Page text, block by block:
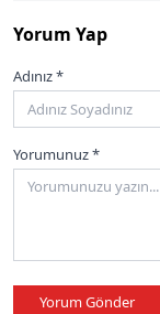
Yorum Yap
Adınız *
Yorumunuz *
Yorum Gönder